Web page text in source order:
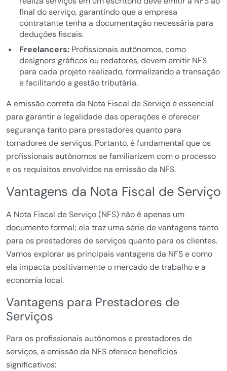
final do serviço, garantindo que a empresa
contratante tenha a documentação necessária para
deduções fiscais.
Freelancers:Profissionais autônomos, como
designers gráficos ou redatores, devem emitir NFS
para cada projeto realizado, formalizando a transação
e facilitando a gestão tributária.
A emissão correta da Nota Fiscal de Serviço é essencial
para garantir a legalidade das operações e oferecer
segurança tanto para prestadores quanto para
tomadores de serviços. Portanto, é fundamental que os
profissionais autônomos se familiarizem com o processo
e os requisitos envolvidos na emissão da NFS.
Vantagens da Nota Fiscal de Serviço
A Nota Fiscal de Serviço (NFS) não é apenas um
documento formal; ela traz uma série de vantagens tanto
para os prestadores de serviços quanto para os clientes.
Vamos explorar as principais vantagens da NFS e como
ela impacta positivamente o mercado de trabalho e a
economia local.
Vantagens para Prestadores de
Serviços
Para os profissionais autônomos e prestadores de
serviços, a emissão da NFS oferece benefícios
significativos: